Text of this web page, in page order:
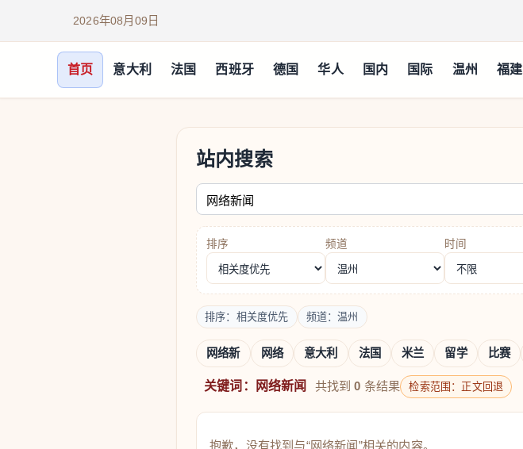
2026年08月09日
首页 意大利 法国 西班牙 德国 华人 国内 国际 温州 福建
站内搜索
请输入关键词
排序 频道 时间
排序：相关度优先 频道：温州
网络新 网络 意大利 法国 米兰 留学 比赛
关键词：网络新闻 共找到0 条结果 检索范围：正文回退
抱歉，没有找到与“网络新闻”相关的内容。